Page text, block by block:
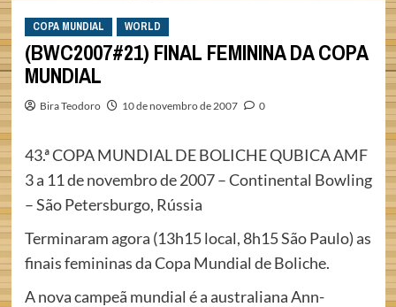
COPA MUNDIAL WORLD
(BWC2007#21) FINAL FEMININA DA COPA
MUNDIAL
Bira Teodoro 10 de novembro de 2007 0
43.ª COPA MUNDIAL DE BOLICHE QUBICA AMF
3 a 11 de novembro de 2007 – Continental Bowling
– São Petersburgo, Rússia
Terminaram agora (13h15 local, 8h15 São Paulo) as
finais femininas da Copa Mundial de Boliche.
A nova campeã mundial é a australiana Ann-